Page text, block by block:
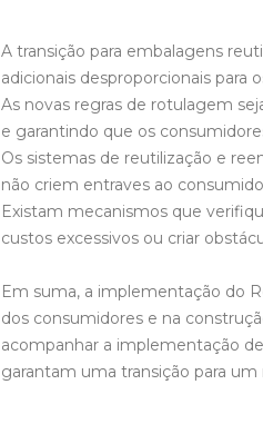
A transição para embalagens
adicionais desproporcionais para
As novas regras de rotulagem
e garantindo que os
Os sistemas de reutilização e
não criem entraves ao
Existam mecanismos que
custos excessivos ou criar
Em suma, a implementação do
dos consumidores e na
acompanhar a implementação
garantam uma transição para